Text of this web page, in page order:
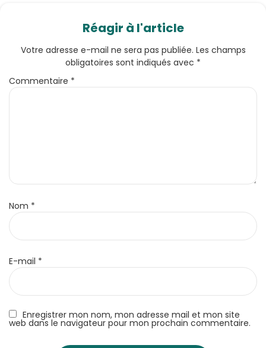
Réagir à l'article
Enregistrer mon nom, mon adresse mail et mon site
web dans le navigateur pour mon prochain commentaire.
Votre adresse e-mail ne sera pas publiée. Les champs
obligatoires sont indiqués avec *
Commentaire *
Nom *
E-mail *